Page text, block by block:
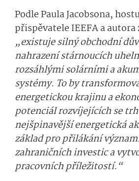
Podle Paula Jacobsona,
přispěvatele IEEFA a autora
„existuje silný obchodní
nahrazení stárnoucích
rozsáhlými solárními a
systémy. To by
energetickou krajinu a
potenciál rozvíjejících se
nejšpinavější energetická
základ pro přilákání
zahraničních investic a
pracovních příležitostí.“